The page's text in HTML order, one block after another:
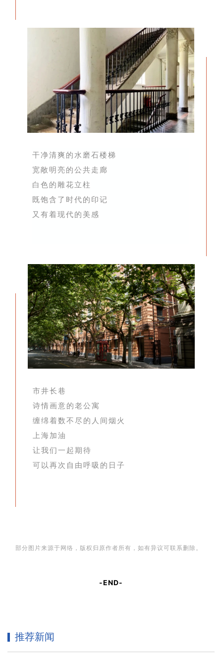
干净清爽的水磨石楼梯
宽敞明亮的公共走廊
白色的雕花立柱
既饱含了时代的印记
又有着现代的美感
市井长巷
诗情画意的老公寓
缠绵着数不尽的人间烟火
上海加油
让我们一起期待
可以再次自由呼吸的日子
部分图片来源于 网络，版权归原作者所有，如有异议可联系删除。
-END-
推荐新闻